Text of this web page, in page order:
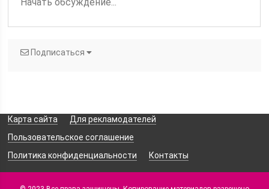
Подписаться
Карта сайта
Для рекламодателей
Пользовательское соглашение
Политика конфиденциальности
Контакты